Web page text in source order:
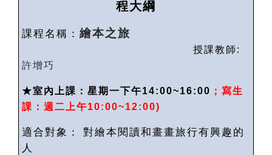
程大綱
課程名稱： 繪本之旅
授課教師 :
許增巧
★室內上課：星期一下午14:00~16:00 ；寫生
課：週二上午10:00~12:00)
適合對象：
對繪本閱讀和畫畫旅行有興趣的
人